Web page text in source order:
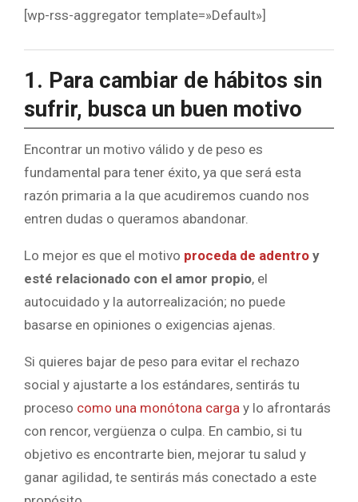
[wp-rss-aggregator template=»Default»]
1. Para cambiar de hábitos sin
sufrir, busca un buen motivo
Encontrar un motivo válido y de peso es
fundamental para tener éxito, ya que será esta
razón primaria a la que acudiremos cuando nos
entren dudas o queramos abandonar.
Lo mejor es que el motivo proceda de adentro y
esté relacionado con el amor propio, el
autocuidado y la autorrealización; no puede
basarse en opiniones o exigencias ajenas.
Si quieres bajar de peso para evitar el rechazo
social y ajustarte a los estándares, sentirás tu
proceso como una monótona carga y lo afrontarás
con rencor, vergüenza o culpa. En cambio, si tu
objetivo es encontrarte bien, mejorar tu salud y
ganar agilidad, te sentirás más conectado a este